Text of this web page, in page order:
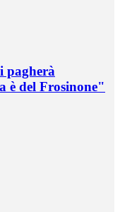
pagherà
è del Frosinone"